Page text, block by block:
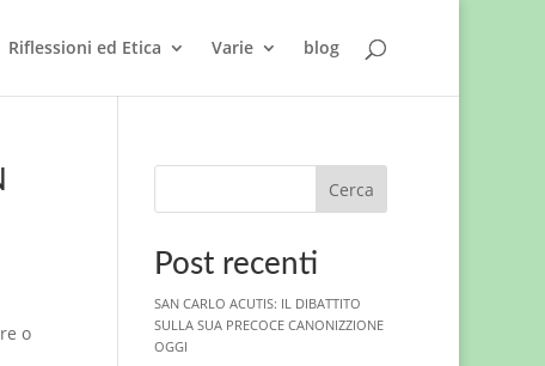
Riflessioni ed Etica Varie blog
o
Cerca
Post recenti
SAN CARLO ACUTIS: IL DIBATTITO
SULLA SUA PRECOCE CANONIZZIONE
OGGI